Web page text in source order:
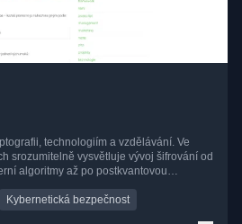
technologiím a vzdělávání. Ve
srozumitelně vysvětluje vývoj šifrování od
algoritmy až po postkvantovou
Kybernetická bezpečnost